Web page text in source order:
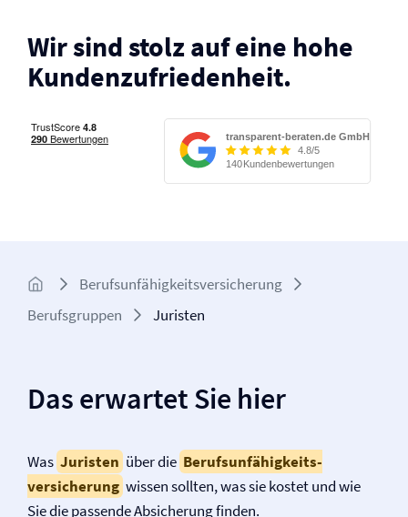
Wir sind stolz auf eine hohe
Kunden­zufriedenheit.
Berufs­unfähigkeits­­versicherung
Berufsgruppen
Juristen
Das erwartet Sie hier
Was Juristen über die Berufs­unfähigkeits­
versicherung wissen sollten, was sie kostet und wie
Sie die passende Absicherung finden.